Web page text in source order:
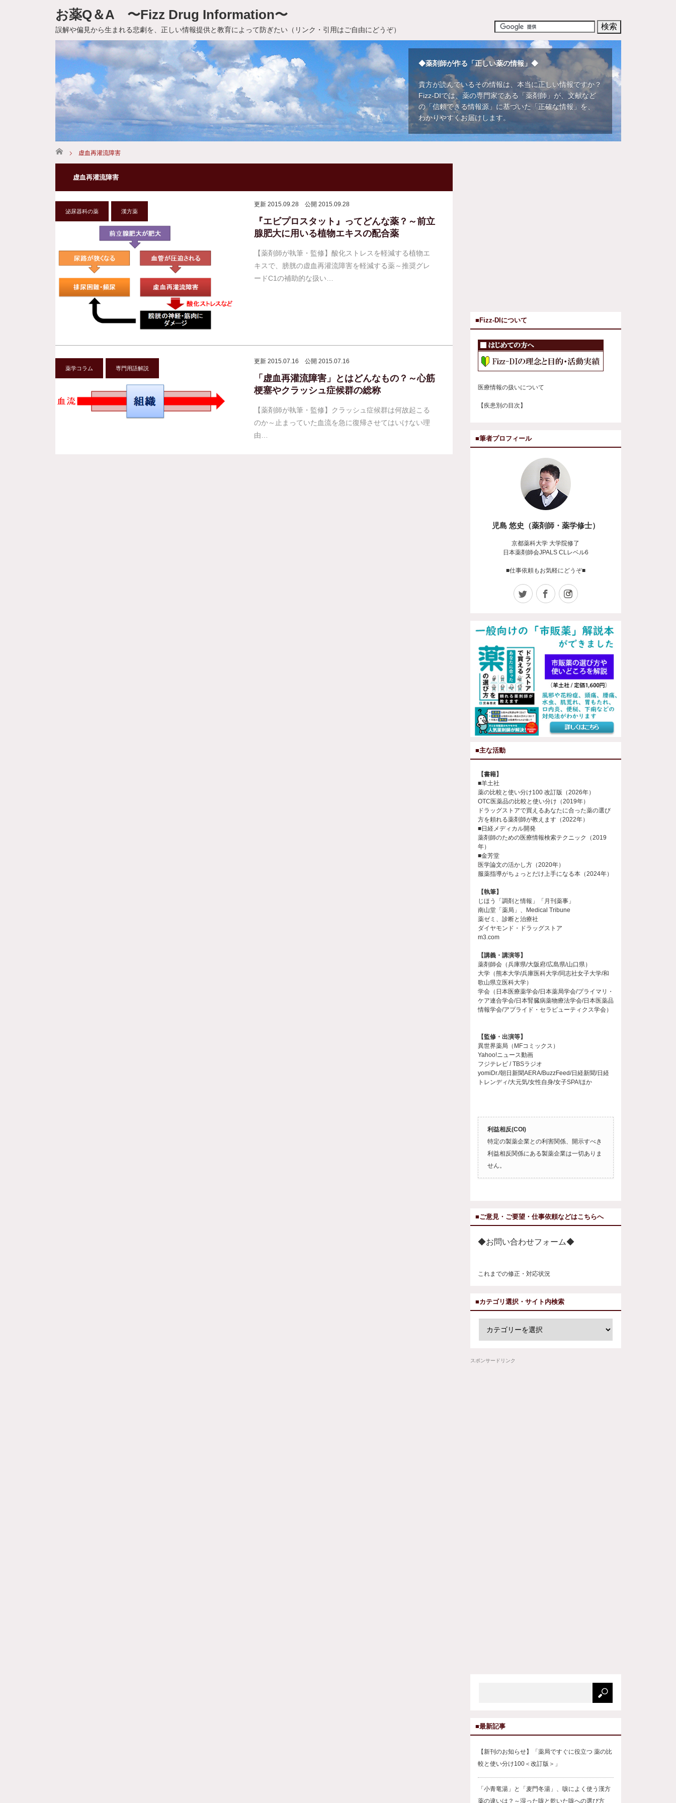
お薬Q＆A 〜Fizz Drug Information〜
誤解や偏見から生まれる悲劇を、正しい情報提供と教育によって防ぎたい（リンク・引用はご自由にどうぞ）
◆薬剤師が作る「正しい薬の情報」◆
貴方が読んでいるその情報は、本当に正しい情報ですか？
Fizz-DIでは、薬の専門家である「薬剤師」が、文献など
の「信頼できる情報源」に基づいた「正確な情報」を、
わかりやすくお届けします。
ホーム 虚血再灌流障害
虚血再灌流障害
泌尿器科の薬 漢方薬
更新 2015.09.28 公開 2015.09.28
『エビプロスタット』ってどんな薬？～前立
腺肥大に用いる植物エキスの配合薬
【薬剤師が執筆・監修】酸化ストレスを軽減する植物エ
キスで、膀胱の虚血再灌流障害を軽減する薬～推奨グレ
ードC1の補助的な扱い…
薬学コラム 専門用語解説
更新 2015.07.16 公開 2015.07.16
「虚血再灌流障害」とはどんなもの？～心筋
梗塞やクラッシュ症候群の総称
【薬剤師が執筆・監修】クラッシュ症候群は何故起こる
のか～止まっていた血流を急に復帰させてはいけない理
由…
■Fizz-DIについて
医療情報の扱いについて
【疾患別の目次】
■筆者プロフィール
児島 悠史（薬剤師・薬学修士）
京都薬科大学 大学院修了
日本薬剤師会JPALS CLレベル6
■仕事依頼もお気軽にどうぞ■
Twitter Facebook
■主な活動
【書籍】
■羊土社
薬の比較と使い分け100 改訂版（2026年）
OTC医薬品の比較と使い分け（2019年）
ドラッグストアで買えるあなたに合った薬の選び
方を頼れる薬剤師が教えます（2022年）
■日経メディカル開発
薬剤師のための医療情報検索テクニック（2019
年）
■金芳堂
医学論文の活かし方（2020年）
服薬指導がちょっとだけ上手になる本（2024年）
【執筆】
じほう「調剤と情報」「月刊薬事」
南山堂「薬局」、Medical Tribune
薬ゼミ、診断と治療社
ダイヤモンド・ドラッグストア
m3.com
【講義・講演等】
薬剤師会（兵庫県/大阪府/広島県/山口県）
大学（熊本大学/兵庫医科大学/同志社女子大学/和
歌山県立医科大学）
学会（日本医療薬学会/日本薬局学会/プライマリ・
ケア連合学会/日本腎臓病薬物療法学会/日本医薬品
情報学会/アプライド・セラピューティクス学会）
【監修・出演等】
異世界薬局（MFコミックス）
Yahoo!ニュース動画
フジテレビ / TBSラジオ
yomiDr./朝日新聞AERA/BuzzFeed/日経新聞/日経
トレンディ/大元気/女性自身/女子SPA!ほか
利益相反(COI)
特定の製薬企業との利害関係、開示すべき
利益相反関係にある製薬企業は一切ありま
せん。
■ご意見・ご要望・仕事依頼などはこちらへ
◆お問い合わせフォーム◆
これまでの修正・対応状況
■カテゴリ選択・サイト内検索
スポンサードリンク
■最新記事
【新刊のお知らせ】「薬局ですぐに役立つ 薬の比
較と使い分け100＜改訂版＞」
「小青竜湯」と「麦門冬湯」、咳によく使う漢方
薬の違いは？～湿った咳と乾いた咳への選び方